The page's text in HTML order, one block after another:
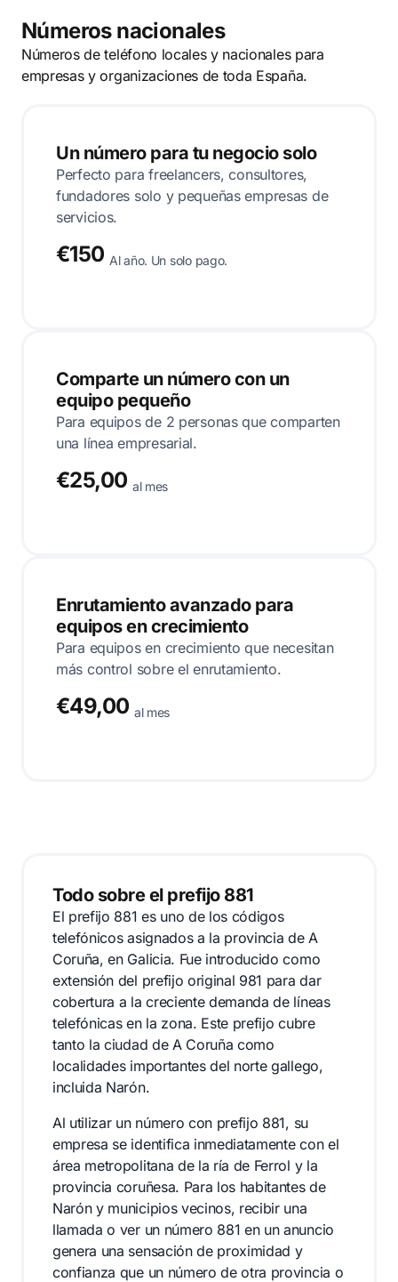
Números nacionales
Números de teléfono locales y nacionales para
empresas y organizaciones de toda España.
Un número para tu negocio solo
Perfecto para freelancers, consultores,
fundadores solo y pequeñas empresas de
servicios.
€150 Al año. Un solo pago.
Comparte un número con un
equipo pequeño
Para equipos de 2 personas que comparten
una línea empresarial.
€25,00 al mes
Enrutamiento avanzado para
equipos en crecimiento
Para equipos en crecimiento que necesitan
más control sobre el enrutamiento.
€49,00 al mes
Todo sobre el prefijo 881
El prefijo 881 es uno de los códigos
telefónicos asignados a la provincia de A
Coruña, en Galicia. Fue introducido como
extensión del prefijo original 981 para dar
cobertura a la creciente demanda de líneas
telefónicas en la zona. Este prefijo cubre
tanto la ciudad de A Coruña como
localidades importantes del norte gallego,
incluida Narón.
Al utilizar un número con prefijo 881, su
empresa se identifica inmediatamente con el
área metropolitana de la ría de Ferrol y la
provincia coruñesa. Para los habitantes de
Narón y municipios vecinos, recibir una
llamada o ver un número 881 en un anuncio
genera una sensación de proximidad y
confianza que un número de otra provincia o